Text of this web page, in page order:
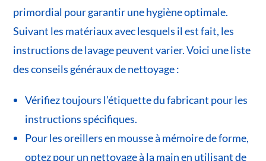
primordial pour garantir une hygiène optimale.
Suivant les matériaux avec lesquels il est fait, les
instructions de lavage peuvent varier. Voici une liste
des conseils généraux de nettoyage :
Vérifiez toujours l’étiquette du fabricant pour les
instructions spécifiques.
Pour les oreillers en mousse à mémoire de forme,
optez pour un nettoyage à la main en utilisant de